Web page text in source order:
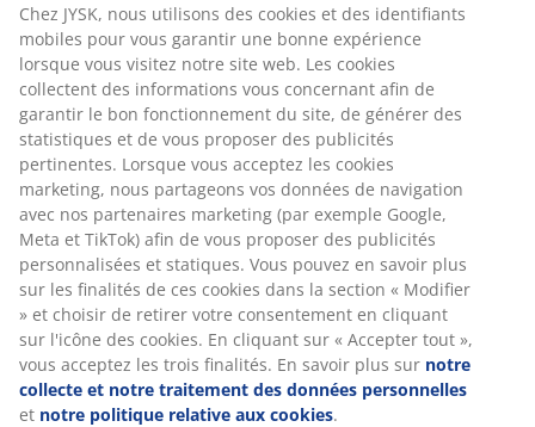
Bureau Salon
Salle à manger Rangement
Chez JYSK, nous utilisons des cookies et des identifiants
mobiles pour vous garantir une bonne expérience
lorsque vous visitez notre site web. Les cookies
collectent des informations vous concernant afin de
garantir le bon fonctionnement du site, de générer des
statistiques et de vous proposer des publicités
pertinentes. Lorsque vous acceptez les cookies
marketing, nous partageons vos données de navigation
avec nos partenaires marketing (par exemple Google,
Meta et TikTok) afin de vous proposer des publicités
personnalisées et statiques. Vous pouvez en savoir plus
sur les finalités de ces cookies dans la section « Modifier
» et choisir de retirer votre consentement en cliquant
sur l'icône des cookies. En cliquant sur « Accepter tout »,
vous acceptez les trois finalités. En savoir plus sur notre
collecte et notre traitement des données personnelles
et notre politique relative aux cookies.